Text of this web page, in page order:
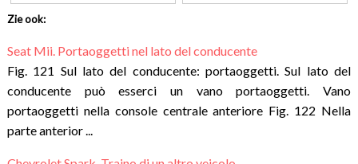
Zie ook:
Seat Mii. Portaoggetti nel lato del conducente
Fig. 121 Sul lato del conducente: portaoggetti. Sul lato del
conducente può esserci un vano portaoggetti. Vano
portaoggetti nella console centrale anteriore Fig. 122 Nella
parte anterior ...